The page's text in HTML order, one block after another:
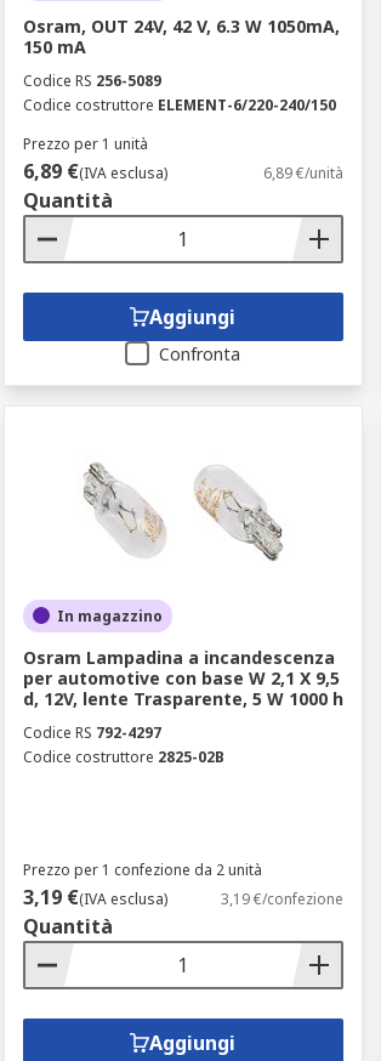
Osram, OUT 24V, 42 V, 6.3 W 1050mA,
150 mA
Codice RS 256-5089
Codice costruttore ELEMENT-6/220-240/150
Prezzo per 1 unità
6,89 €(IVA esclusa) 6,89 €/unità
Quantità
Aggiungi
Confronta
In magazzino
Osram Lampadina a incandescenza
per automotive con base W 2,1 X 9,5
d, 12V, lente Trasparente, 5 W 1000 h
Codice RS 792-4297
Codice costruttore 2825-02B
Prezzo per 1 confezione da 2 unità
3,19 €(IVA esclusa) 3,19 €/confezione
Quantità
Aggiungi